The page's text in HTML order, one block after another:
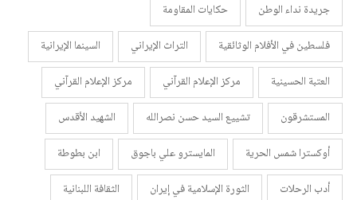
جريدة نداء الوطن
حكايات المقاومة
فلسطين في الأفلام الوثائقية
التراث الإيراني
السينما الإيرانية
العتبة الحسينية
مركز الإعلام القرآني
مركز الإعلام القرآني
المستشرقون
تشييع السيد حسن نصرالله
الشهيد الأقدس
أوكسترا شمس الحرية
المايسترو علي باجوق
ابن بطوطة
أدب الرحلات
الثورة الإسلامية في إيران
الثقافة اللبنانية